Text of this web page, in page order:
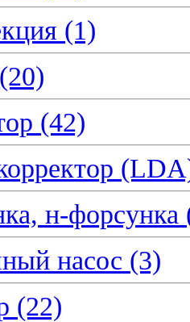
(1)
(42)
н-форсунка
насос (3)
(22)